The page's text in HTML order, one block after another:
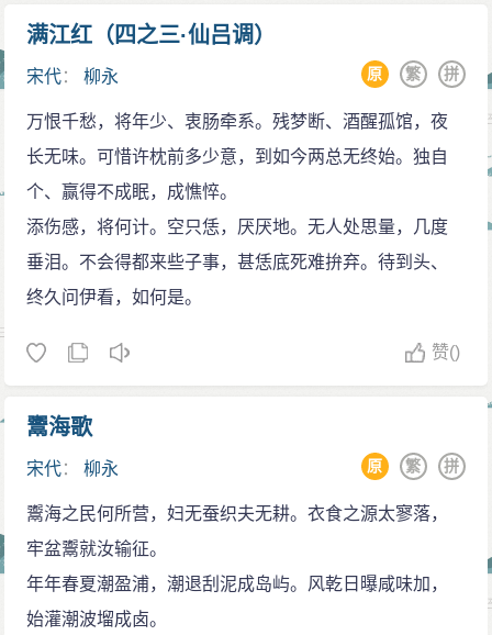
释褐为官
景祐元年（1034年），仁宗亲政，特开恩科，对历
赶赴京师。是年春闱，柳永与其兄柳三接同登进士榜，
授睦州团练推官，暮年及第，柳永喜悦不已。
二月，柳永由汴京至睦州，途经苏州，时范仲淹知
苏州，柳永遂前往拜谒，并作词进献。九月，睦州知州
吕蔚爱慕柳永才华，向朝廷举荐，因“未有善状”受阻。
景祐四年（1037年），柳永调任余杭县令，抚民清
净，深得百姓爱戴。
作《煮海歌》，对盐工的艰苦劳作予以深刻描述。柳永
转官辞世
庆历三年（1043年），调任泗州判官。时柳永已为
地方官三任九年，且皆有政绩，按宋制理应磨勘改官，
竟未成行，柳永“久困选调”，遂有“游宦成羁旅”之叹。
秋，柳永进献新词《醉蓬莱·渐亭皋叶下》，因有“太液波
满江红（四之三·仙吕调）
宋代：柳永 拼
繁
原
万恨千愁，将年少、衷肠牵系。残梦断、酒醒孤馆，夜
长无味。可惜许枕前多少意，到如今两总无终始。独自
个、赢得不成眠，成憔悴。
添伤感，将何计。空只恁，厌厌地。无人处思量，几度
垂泪。不会得都来些子事，甚恁底死难拚弃。待到头、
终久问伊看，如何是。
赞()
䰞海歌
宋代：柳永 拼
繁
原
䰞海之民何所营，妇无蚕织夫无耕。衣食之源太寥落，
牢盆䰞就汝输征。
年年春夏潮盈浦，潮退刮泥成岛屿。风乾日曝咸味加，
始灌潮波塯成卤。